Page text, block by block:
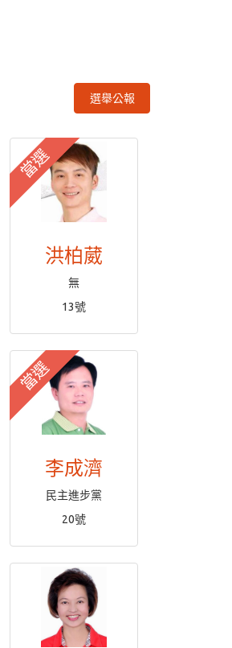
選舉公報
當選
洪柏葳
無
13號
當選
李成濟
民主進步黨
20號